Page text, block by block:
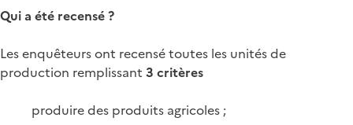
Qui a été recensé ?
Les enquêteurs ont recensé toutes les unités de
production remplissant 3 critères
produire des produits agricoles ;